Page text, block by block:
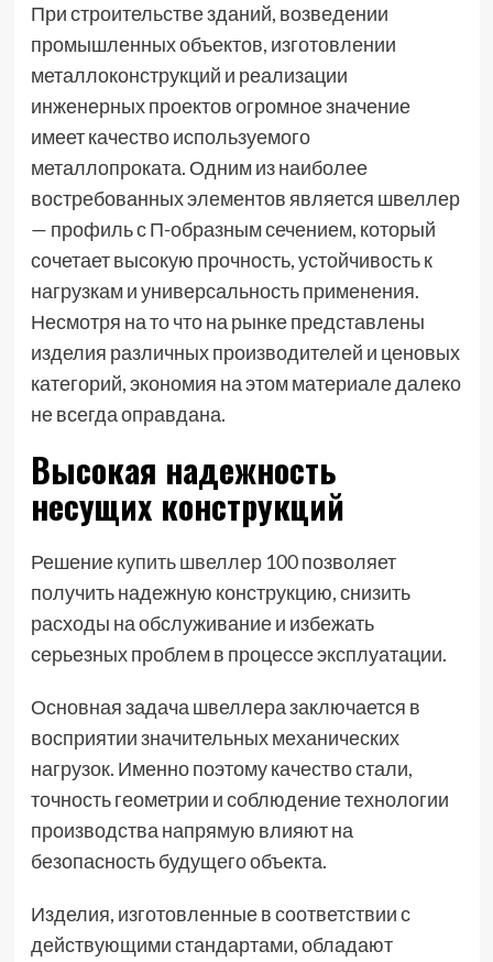
При строительстве зданий, возведении
промышленных объектов, изготовлении
металлоконструкций и реализации
инженерных проектов огромное значение
имеет качество используемого
металлопроката. Одним из наиболее
востребованных элементов является швеллер
— профиль с П-образным сечением, который
сочетает высокую прочность, устойчивость к
нагрузкам и универсальность применения.
Несмотря на то что на рынке представлены
изделия различных производителей и ценовых
категорий, экономия на этом материале далеко
не всегда оправдана.
Высокая надежность
несущих конструкций
Решениекупить швеллер 100позволяет
получить надежную конструкцию, снизить
расходы на обслуживание и избежать
серьезных проблем в процессе эксплуатации.
Основная задача швеллера заключается в
восприятии значительных механических
нагрузок. Именно поэтому качество стали,
точность геометрии и соблюдение технологии
производства напрямую влияют на
безопасность будущего объекта.
Изделия, изготовленные в соответствии с
действующими стандартами, обладают